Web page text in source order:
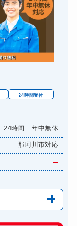
8,800円～(税込)
8,800円～(税込)
14,300円～(税込)
11,000円～(税込)
8,800円～(税込)
8,800円～(税込)
11,000円～(税込)
24時間受付
24時間 年中無休
那珂川市対応
ー